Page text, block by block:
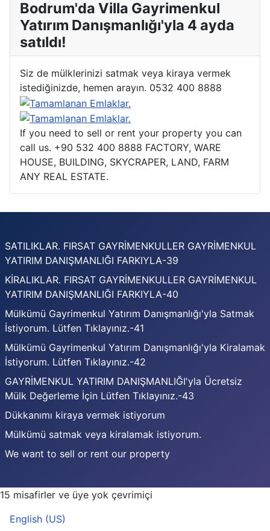
Bodrum'da Villa Gayrimenkul
Yatırım Danışmanlığı'yla 4 ayda
satıldı!
Siz de mülklerinizi satmak veya kiraya vermek
istediğinizde, hemen arayın. 0532 400 8888
If you need to sell or rent your property you can
call us. +90 532 400 8888 FACTORY, WARE
HOUSE, BUILDING, SKYCRAPER, LAND, FARM
ANY REAL ESTATE.
SATILIKLAR. FIRSAT GAYRİMENKULLER GAYRİMENKUL
YATIRIM DANIŞMANLIĞI FARKIYLA-39
KİRALIKLAR. FIRSAT GAYRİMENKULLER GAYRİMENKUL
YATIRIM DANIŞMANLIĞI FARKIYLA-40
Mülkümü Gayrimenkul Yatırım Danışmanlığı'yla Satmak
İstiyorum. Lütfen Tıklayınız.-41
Mülkümü Gayrimenkul Yatırım Danışmanlığı'yla Kiralamak
İstiyorum. Lütfen Tıklayınız.-42
GAYRİMENKUL YATIRIM DANIŞMANLIĞI'yla Ücretsiz
Mülk Değerleme İçin Lütfen Tıklayınız.-43
Dükkanımı kiraya vermek istiyorum
Mülkümü satmak veya kiralamak istiyorum.
We want to sell or rent our property
15 misafirler ve üye yok çevrimiçi
Dilinizi seçin
English (US)